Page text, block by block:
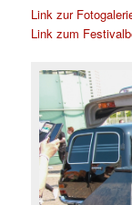
Link zur
Link zum